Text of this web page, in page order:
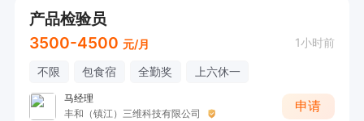
产品检验员
3500-4500 元/月 1小时前
不限 包食宿 全勤奖 上六休一
马经理
丰和（镇江）三维科技有限公司
申请